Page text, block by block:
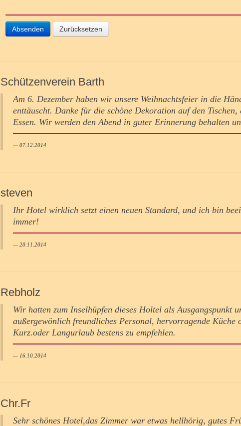
Absenden Zurücksetzen
Schützenverein Barth
Am 6. Dezember haben wir unsere Weihnachtsfeier in die
enttäuscht. Danke für die schöne Dekoration auf den
Essen. Wir werden den Abend in guter Erinnerung behalten
07.12.2014
steven
Ihr Hotel wirklich setzt einen neuen Standard, und ich bin
immer!
20.11.2014
Rebholz
Wir hatten zum Inselhüpfen dieses Holtel als Ausgangspunkt
außergewönlich freundliches Personal, hervorragende
Kurz.oder Langurlaub bestens zu empfehlen.
16.10.2014
Chr.Fr
Sehr schönes Hotel,das Zimmer war etwas hellhörig, gutes